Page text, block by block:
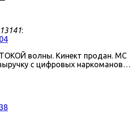
:
волны. Кинект продан. МС
с цифровых наркоманов…